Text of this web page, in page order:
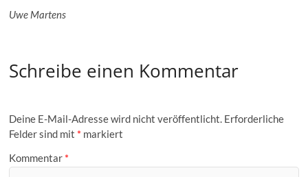
Uwe Martens
Schreibe einen Kommentar
Deine E-Mail-Adresse wird nicht veröffentlicht. Erforderliche
Felder sind mit * markiert
Kommentar *